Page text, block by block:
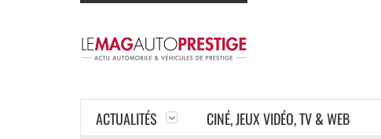
ACTUALITÉS CINÉ, JEUX VIDÉO, TV & WEB